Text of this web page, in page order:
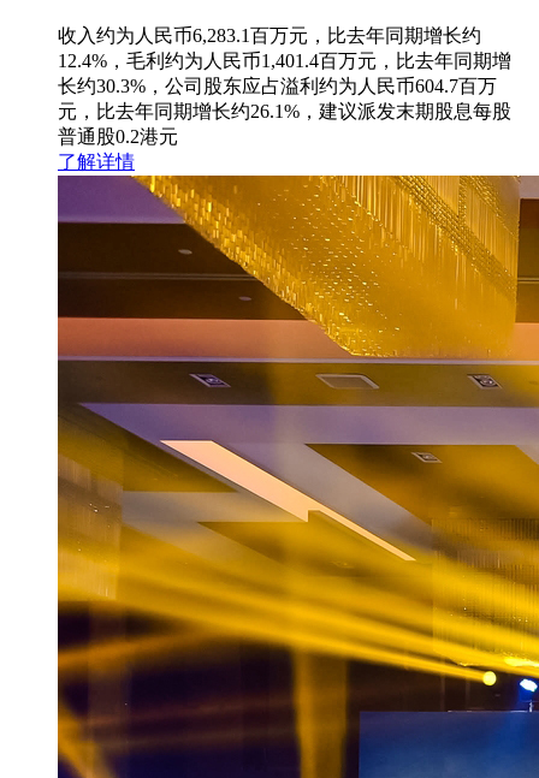
收入约为人民币6,283.1百万元，比去年同期增长约
12.4%，毛利约为人民币1,401.4百万元，比去年同期增
长约30.3%，公司股东应占溢利约为人民币604.7百万
元，比去年同期增长约26.1%，建议派发末期股息每股
普通股0.2港元
了解详情